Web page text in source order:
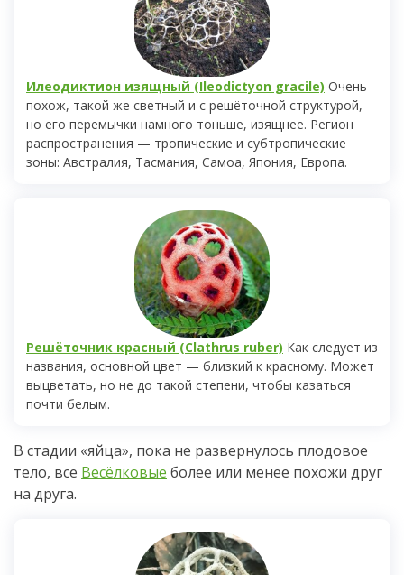
Илеодиктион изящный (Ileodictyon gracile) Очень
похож, такой же светный и с решёточной структурой,
но его перемычки намного тоньше, изящнее. Регион
распространения — тропические и субтропические
зоны: Австралия, Тасмания, Самоа, Япония, Европа.
Решёточник красный (Clathrus ruber) Как следует из
названия, основной цвет — близкий к красному. Может
выцветать, но не до такой степени, чтобы казаться
почти белым.
В стадии «яйца», пока не развернулось плодовое
тело, все Весёлковые более или менее похожи друг
на друга.